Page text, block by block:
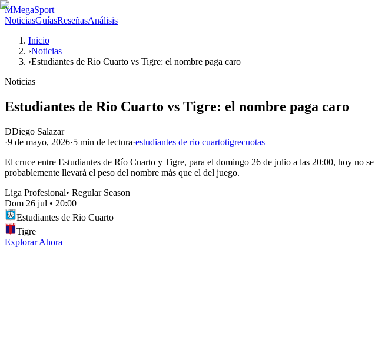
MMegaSport
NoticiasGuíasReseñasAnálisis
Inicio
›Noticias
›Estudiantes de Rio Cuarto vs Tigre: el nombre paga caro
Noticias
Estudiantes de Rio Cuarto vs Tigre: el nombre paga caro
DDiego Salazar
·9 de mayo, 2026·5 min de lectura·estudiantes de rio cuartotigrecuotas
El cruce entre Estudiantes de Río Cuarto y Tigre, para el domingo 26 de julio a las 20:00, hoy no
probablemente llevará el peso del nombre más que el del juego.
Liga Profesional• Regular Season
Dom 26 jul • 20:00
Estudiantes de Rio Cuarto
Tigre
Explorar Ahora